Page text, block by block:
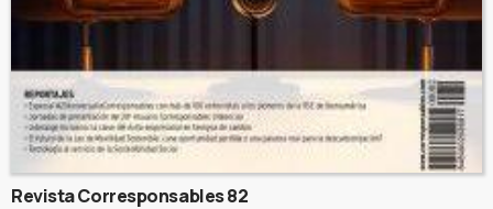
Revista Corresponsables 82